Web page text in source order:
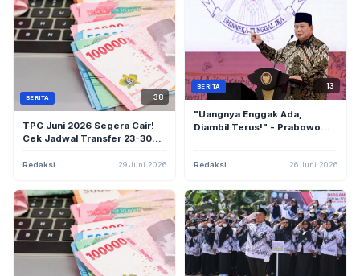
BERITA 38
TPG Juni 2026 Segera Cair!
Cek Jadwal Transfer 23-30
ASN
Redaksi 29 Juni 2026
BERITA 13
"Uangnya Enggak Ada,
Diambil Terus!" - Prabowo
Redaksi 26 Juni 2026